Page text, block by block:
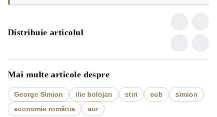
Distribuie articolul
Mai multe articole despre
George Simion ilie bolojan stiri cub
simion
economie românia
aur